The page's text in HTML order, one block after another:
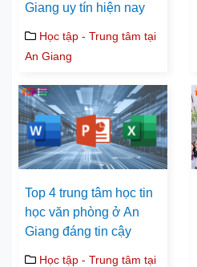
Giang uy tín hiện nay
Học tập - Trung tâm tại
An Giang
Top 4 trung tâm học tin
học văn phòng ở An
Giang đáng tin cậy
Học tập - Trung tâm tại